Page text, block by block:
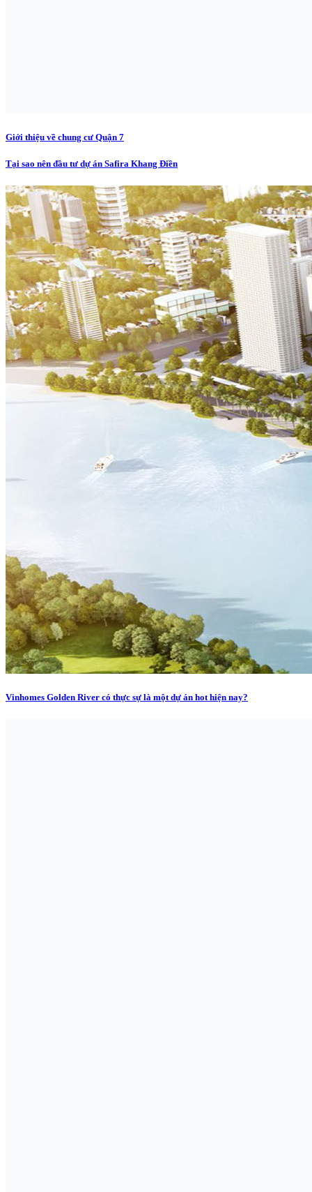
Giới thiệu về chung cư Quận 7
Tại sao nên đầu tư dự án Safira Khang Điền
Vinhomes Golden River có thực sự là một dự án hot hiện nay?